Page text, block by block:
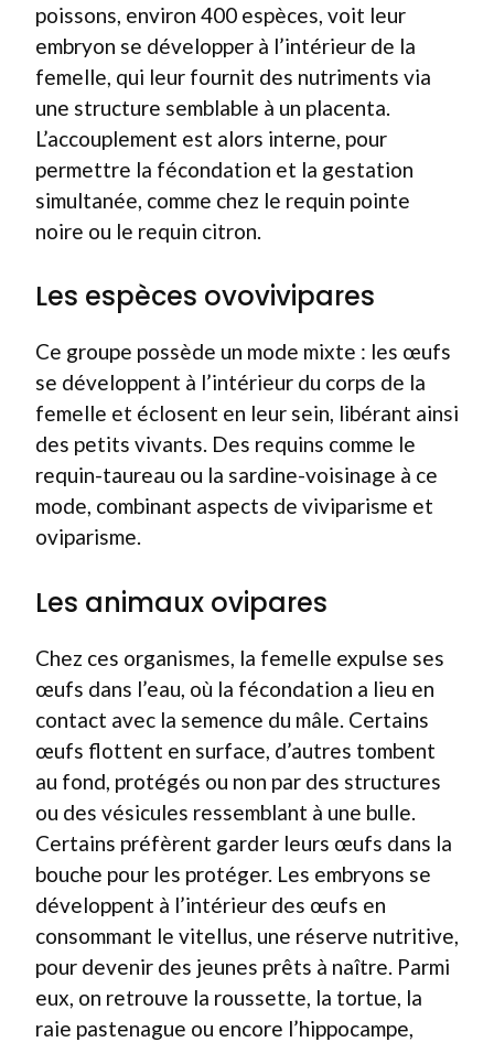
poissons, environ 400 espèces, voit leur
embryon se développer à l’intérieur de la
femelle, qui leur fournit des nutriments via
une structure semblable à un placenta.
L’accouplement est alors interne, pour
permettre la fécondation et la gestation
simultanée, comme chez le requin pointe
noire ou le requin citron.
Les espèces ovovivipares
Ce groupe possède un mode mixte : les œufs
se développent à l’intérieur du corps de la
femelle et éclosent en leur sein, libérant ainsi
des petits vivants. Des requins comme le
requin-taureau ou la sardine-voisinage à ce
mode, combinant aspects de viviparisme et
oviparisme.
Les animaux ovipares
Chez ces organismes, la femelle expulse ses
œufs dans l’eau, où la fécondation a lieu en
contact avec la semence du mâle. Certains
œufs flottent en surface, d’autres tombent
au fond, protégés ou non par des structures
ou des vésicules ressemblant à une bulle.
Certains préfèrent garder leurs œufs dans la
bouche pour les protéger. Les embryons se
développent à l’intérieur des œufs en
consommant le vitellus, une réserve nutritive,
pour devenir des jeunes prêts à naître. Parmi
eux, on retrouve la roussette, la tortue, la
raie pastenague ou encore l’hippocampe,